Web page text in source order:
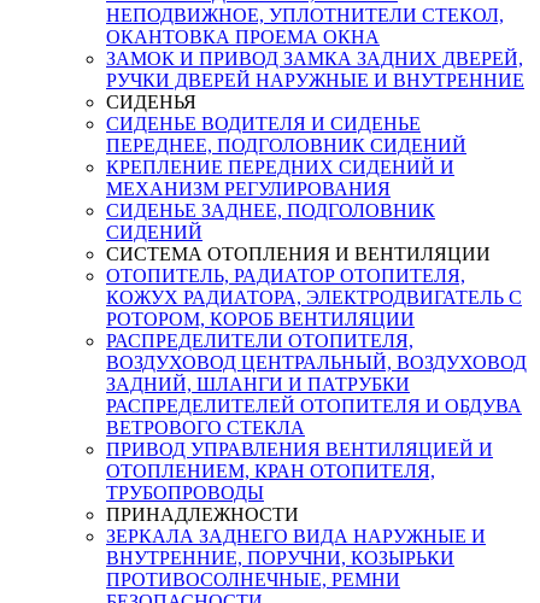
НЕПОДВИЖНОЕ, УПЛОТНИТЕЛИ СТЕКОЛ,
ОКАНТОВКА ПРОЕМА ОКНА
ЗАМОК И ПРИВОД ЗАМКА ЗАДНИХ ДВЕРЕЙ,
РУЧКИ ДВЕРЕЙ НАРУЖНЫЕ И ВНУТРЕННИЕ
СИДЕНЬЯ
СИДЕНЬЕ ВОДИТЕЛЯ И СИДЕНЬЕ
ПЕРЕДНЕЕ, ПОДГОЛОВНИК СИДЕНИЙ
КРЕПЛЕНИЕ ПЕРЕДНИХ СИДЕНИЙ И
МЕХАНИЗМ РЕГУЛИРОВАНИЯ
СИДЕНЬЕ ЗАДНЕЕ, ПОДГОЛОВНИК
СИДЕНИЙ
СИСТЕМА ОТОПЛЕНИЯ И ВЕНТИЛЯЦИИ
ОТОПИТЕЛЬ, РАДИАТОР ОТОПИТЕЛЯ,
КОЖУХ РАДИАТОРА, ЭЛЕКТРОДВИГАТЕЛЬ С
РОТОРОМ, КОРОБ ВЕНТИЛЯЦИИ
РАСПРЕДЕЛИТЕЛИ ОТОПИТЕЛЯ,
ВОЗДУХОВОД ЦЕНТРАЛЬНЫЙ, ВОЗДУХОВОД
ЗАДНИЙ, ШЛАНГИ И ПАТРУБКИ
РАСПРЕДЕЛИТЕЛЕЙ ОТОПИТЕЛЯ И ОБДУВА
ВЕТРОВОГО СТЕКЛА
ПРИВОД УПРАВЛЕНИЯ ВЕНТИЛЯЦИЕЙ И
ОТОПЛЕНИЕМ, КРАН ОТОПИТЕЛЯ,
ТРУБОПРОВОДЫ
ПРИНАДЛЕЖНОСТИ
ЗЕРКАЛА ЗАДНЕГО ВИДА НАРУЖНЫЕ И
ВНУТРЕННИЕ, ПОРУЧНИ, КОЗЫРЬКИ
ПРОТИВОСОЛНЕЧНЫЕ, РЕМНИ